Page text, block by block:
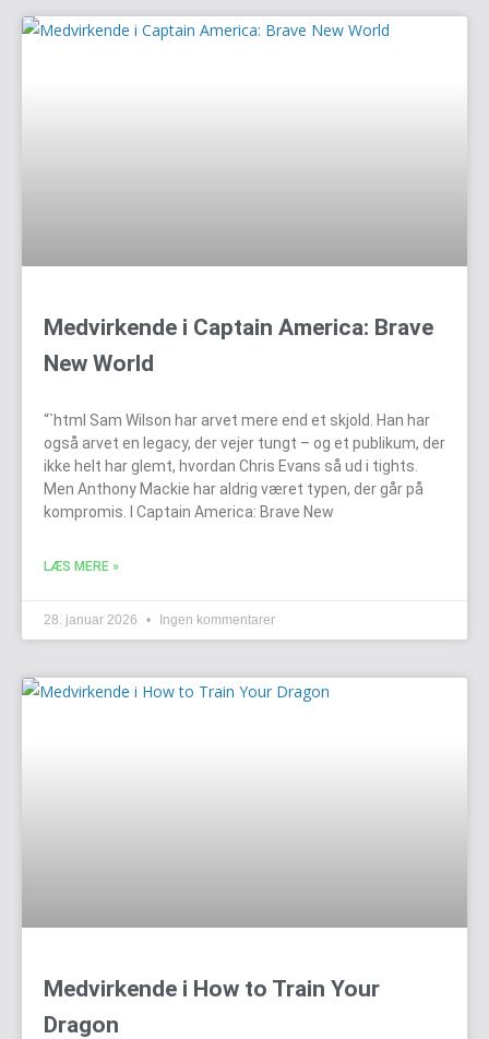
Medvirkende i Captain America: Brave
New World
“`html Sam Wilson har arvet mere end et skjold. Han har
også arvet en legacy, der vejer tungt – og et publikum, der
ikke helt har glemt, hvordan Chris Evans så ud i tights.
Men Anthony Mackie har aldrig været typen, der går på
kompromis. I Captain America: Brave New
LÆS MERE »
28. januar 2026 Ingen kommentarer
Medvirkende i How to Train Your
Dragon